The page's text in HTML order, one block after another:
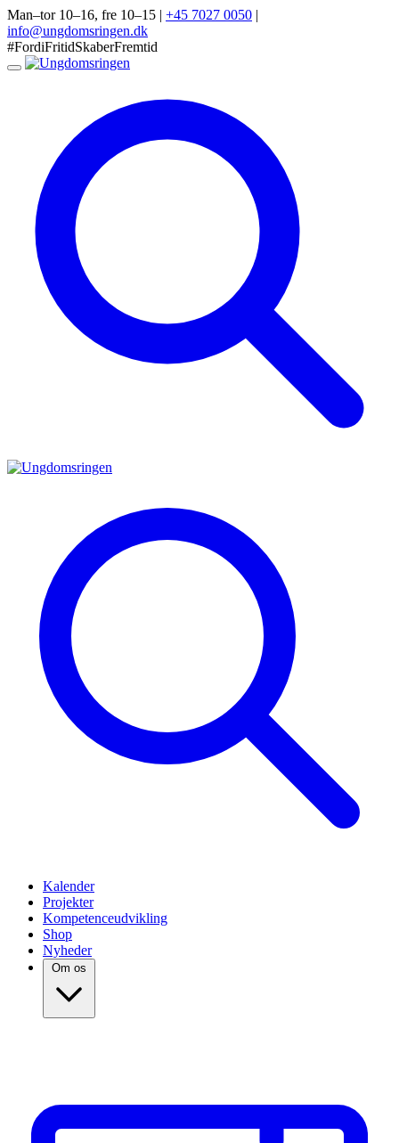
Man–tor 10–16, fre 10–15 | +45 7027 0050 |
info@ungdomsringen.dk
#FordiFritidSkaberFremtid
Kalender
Projekter
Kompetenceudvikling
Shop
Nyheder
Om os